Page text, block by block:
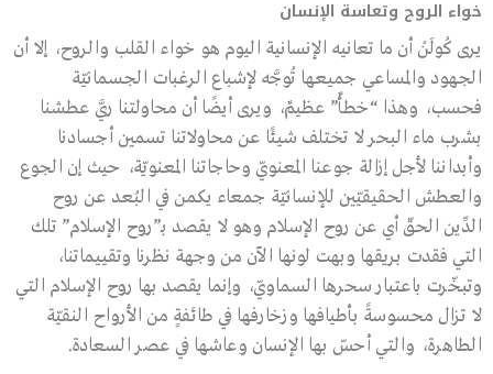
خواء الروح وتعاسة الإنسان
يرى كُولَنْ أن ما تعانيه الإنسانية اليوم هو خواء القلب والروح، إلا أن
الجهود والمساعي جميعها تُوجَّه لإشباع الرغبات الجسمانيّة
فحسب، وهذا “خطأٌ” عظيمٌ، ويرى أيضًا أن محاولتنا ريَّ عطشنا
بشرب ماء البحر لا تختلف شيئًا عن محاولاتنا تسمين أجسادنا
وأبداننا لأجل إزالة جوعنا المعنويّ وحاجاتنا المعنويّة، حيث إن الجوع
والعطش الحقيقيّين للإنسانيّة جمعاء يكمن في البُعد عن روح
الدِّين الحقّ أي عن روح الإسلام وهو لا يقصد بـ”روح الإسلام” تلك
التي فقدت بريقها وبهت لونها الآن من وجهة نظرنا وتقييماتنا،
وتبخّرت باعتبار سحرها السماويّ، وإنما يقصد بها روح الإسلام التي
لا تزال محسوسةً بأطيافها وزخارفها في طائفةٍ من الأرواح النقيّة
الطاهرة، والتي أحسّ بها الإنسان وعاشها في عصر السعادة.